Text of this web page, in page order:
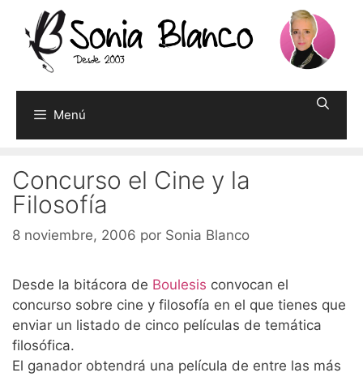
contenido
Menú
Concurso el Cine y la
Filosofía
8 noviembre, 2006 por Sonia Blanco
Desde la bitácora de Boulesis convocan el
concurso sobre cine y filosofía en el que tienes que
enviar un listado de cinco películas de temática
filosófica.
El ganador obtendrá una película de entre las más